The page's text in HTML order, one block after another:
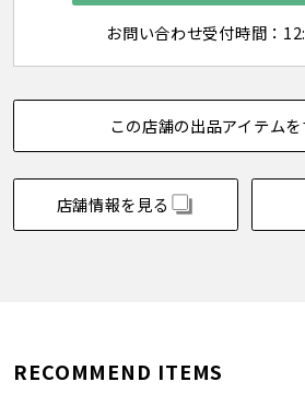
お問い合わせ受付時間：
この店舗の出品アイテムを
店舗情報を見る
RECOMMEND ITEMS